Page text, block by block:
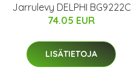
Jarrulevy DELPHI BG9222C
74.05 EUR
LISÄTIETOJA